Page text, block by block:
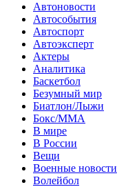
Автоновости
Автособытия
Автоспорт
Автоэксперт
Актеры
Аналитика
Баскетбол
Безумный мир
Биатлон/Лыжи
Бокс/MMA
В мире
В России
Вещи
Военные новости
Волейбол